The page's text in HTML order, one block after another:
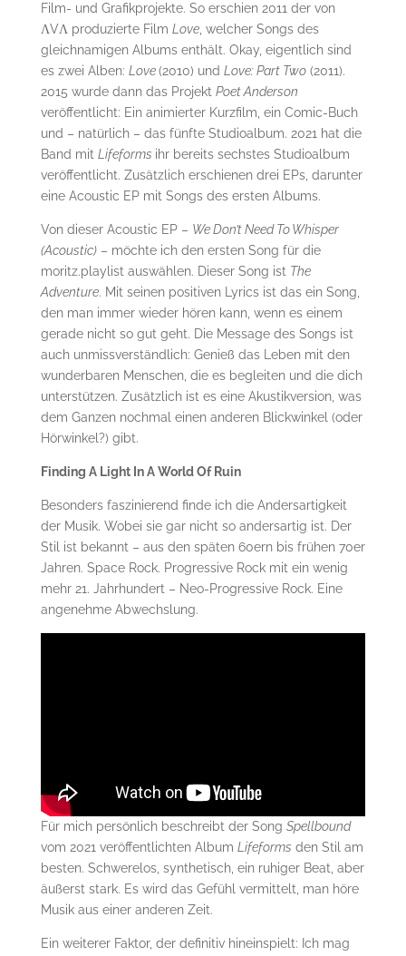
Film- und Grafikprojekte. So erschien 2011 der von
ΛVΛ produzierte Film Love, welcher Songs des
gleichnamigen Albums enthält. Okay, eigentlich sind
es zwei Alben: Love(2010) und Love: Part Two(2011).
2015 wurde dann das Projekt Poet Anderson
veröffentlicht: Ein animierter Kurzfilm, ein Comic-Buch
und – natürlich – das fünfte Studioalbum. 2021 hat die
Band mit Lifeforms ihr bereits sechstes Studioalbum
veröffentlicht. Zusätzlich erschienen drei EPs, darunter
eine Acoustic EP mit Songs des ersten Albums.
Von dieser Acoustic EP – We Don’t Need To Whisper
(Acoustic)– möchte ich den ersten Song für die
moritz.playlist auswählen. Dieser Song ist The
Adventure. Mit seinen positiven Lyrics ist das ein Song,
den man immer wieder hören kann, wenn es einem
gerade nicht so gut geht. Die Message des Songs ist
auch unmissverständlich: Genieß das Leben mit den
wunderbaren Menschen, die es begleiten und die dich
unterstützen. Zusätzlich ist es eine Akustikversion, was
dem Ganzen nochmal einen anderen Blickwinkel (oder
Hörwinkel?) gibt.
Finding A Light In A World Of Ruin
Besonders faszinierend finde ich die Andersartigkeit
der Musik. Wobei sie gar nicht so andersartig ist. Der
Stil ist bekannt – aus den späten 60ern bis frühen 70er
Jahren. Space Rock. Progressive Rock mit ein wenig
mehr 21. Jahrhundert – Neo-Progressive Rock. Eine
angenehme Abwechslung.
Für mich persönlich beschreibt der Song Spellbound
vom 2021 veröffentlichten Album Lifeforms den Stil am
besten. Schwerelos, synthetisch, ein ruhiger Beat, aber
äußerst stark. Es wird das Gefühl vermittelt, man höre
Musik aus einer anderen Zeit.
Ein weiterer Faktor, der definitiv hineinspielt: Ich mag